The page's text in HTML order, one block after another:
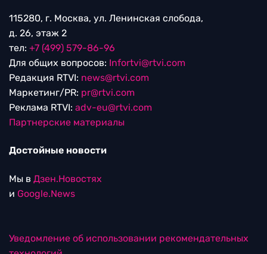
115280, г. Москва, ул. Ленинская слобода,
д. 26, этаж 2
тел: +7 (499) 579-86-96
Для общих вопросов: Infortvi@rtvi.com
Редакция RTVI: news@rtvi.com
Маркетинг/PR: pr@rtvi.com
Реклама RTVI: adv-eu@rtvi.com
Партнерские материалы
Достойные новости
Мы в Дзен.Новостях
и Google.News
Уведомление об использовании рекомендательных